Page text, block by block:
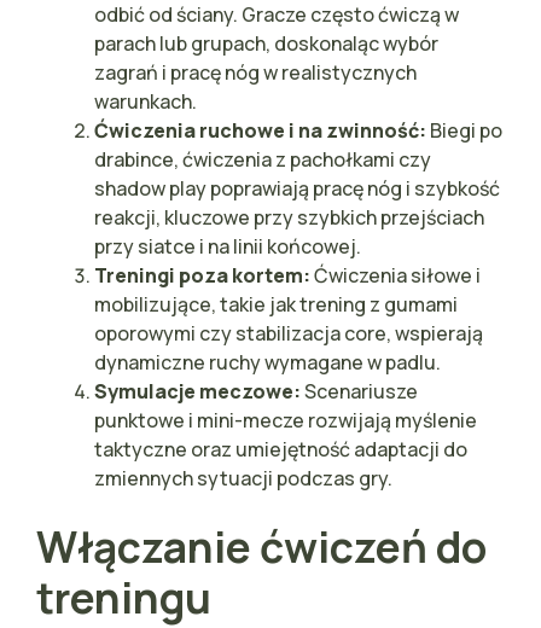
odbić od ściany. Gracze często ćwiczą w
parach lub grupach, doskonaląc wybór
zagrań i pracę nóg w realistycznych
warunkach.
Ćwiczenia ruchowe i na zwinność: Biegi po
drabince, ćwiczenia z pachołkami czy
shadow play poprawiają pracę nóg i szybkość
reakcji, kluczowe przy szybkich przejściach
przy siatce i na linii końcowej.
Treningi poza kortem:Ćwiczenia siłowe i
mobilizujące, takie jak trening z gumami
oporowymi czy stabilizacja core, wspierają
dynamiczne ruchy wymagane w padlu.
Symulacje meczowe:Scenariusze
punktowe i mini-mecze rozwijają myślenie
taktyczne oraz umiejętność adaptacji do
zmiennych sytuacji podczas gry.
Włączanie ćwiczeń do
treningu